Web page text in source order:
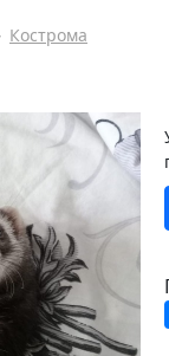
Кострома